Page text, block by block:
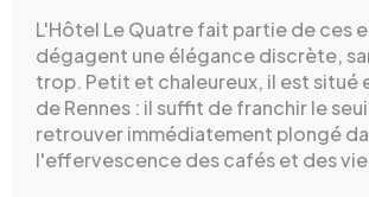
L'Hôtel Le Quatre fait partie de ces
dégagent une élégance discrète,
trop. Petit et chaleureux, il est situé
de Rennes : il suffit de franchir le
retrouver immédiatement plongé
l'effervescence des cafés et des